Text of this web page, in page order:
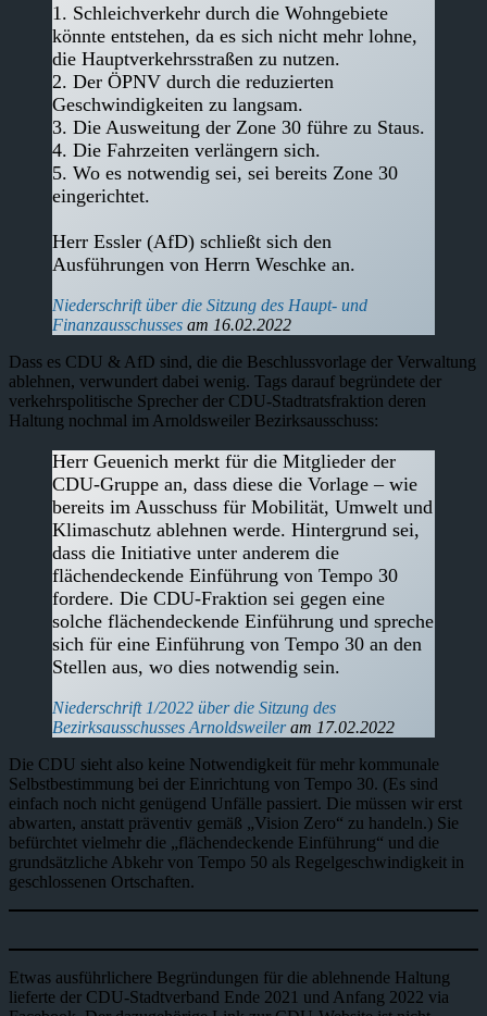
1. Schleichverkehr durch die Wohngebiete
könnte entstehen, da es sich nicht mehr lohne,
die Hauptverkehrsstraßen zu nutzen.
2. Der ÖPNV durch die reduzierten
Geschwindigkeiten zu langsam.
3. Die Ausweitung der Zone 30 führe zu Staus.
4. Die Fahrzeiten verlängern sich.
5. Wo es notwendig sei, sei bereits Zone 30
eingerichtet.
Herr Essler (AfD) schließt sich den
Ausführungen von Herrn Weschke an.
Niederschrift über die Sitzung des Haupt- und
Finanzausschusses am 16.02.2022
Dass es CDU & AfD sind, die die Beschlussvorlage der Verwaltung
ablehnen, verwundert dabei wenig. Tags darauf begründete der
verkehrspolitische Sprecher der CDU-Stadtratsfraktion deren
Haltung nochmal im Arnoldsweiler Bezirksausschuss:
Herr Geuenich merkt für die Mitglieder der
CDU-Gruppe an, dass diese die Vorlage – wie
bereits im Ausschuss für Mobilität, Umwelt und
Klimaschutz ablehnen werde. Hintergrund sei,
dass die Initiative unter anderem die
flächendeckende Einführung von Tempo 30
fordere. Die CDU-Fraktion sei gegen eine
solche flächendeckende Einführung und spreche
sich für eine Einführung von Tempo 30 an den
Stellen aus, wo dies notwendig sein.
Niederschrift 1/2022 über die Sitzung des
Bezirksausschusses Arnoldsweileram 17.02.2022
Die CDU sieht also keine Notwendigkeit für mehr kommunale
Selbstbestimmung bei der Einrichtung von Tempo 30. (Es sind
einfach noch nicht genügend Unfälle passiert. Die müssen wir erst
abwarten, anstatt präventiv gemäß „Vision Zero“ zu handeln.) Sie
befürchtet vielmehr die „flächendeckende Einführung“ und die
grundsätzliche Abkehr von Tempo 50 als Regelgeschwindigkeit in
geschlossenen Ortschaften.
Etwas ausführlichere Begründungen für die ablehnende Haltung
lieferte der CDU-Stadtverband Ende 2021 und Anfang 2022 via